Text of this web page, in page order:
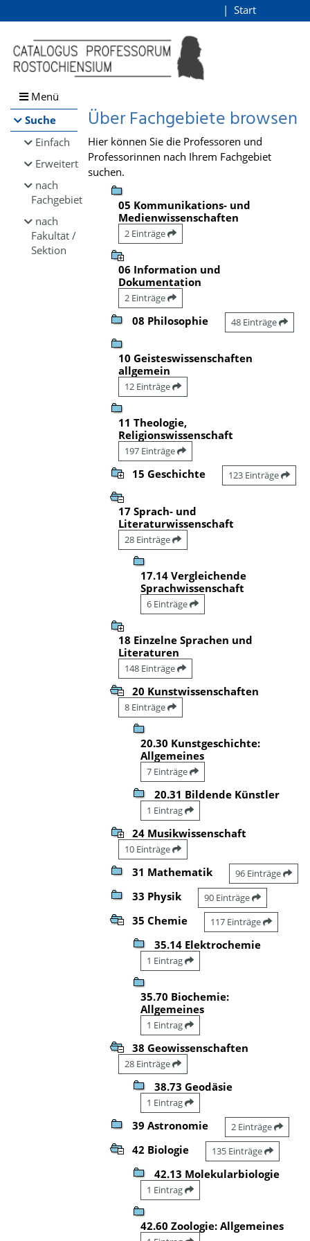
Browsen
direkt zum Inhalt
Start
Menü
Suche
Einfach
Erweitert
nach
Fachgebiet
nach
Fakultät /
Sektion
Über Fachgebiete browsen
Hier können Sie die Professoren und
Professorinnen nach Ihrem Fachgebiet
suchen.
05 Kommunikations- und
Medienwissenschaften
2 Einträge
06 Information und
Dokumentation
2 Einträge
08 Philosophie 48 Einträge
10 Geisteswissenschaften
allgemein
12 Einträge
11 Theologie,
Religionswissenschaft
197 Einträge
15 Geschichte 123 Einträge
17 Sprach- und
Literaturwissenschaft
28 Einträge
17.14 Vergleichende
Sprachwissenschaft
6 Einträge
18 Einzelne Sprachen und
Literaturen
148 Einträge
20 Kunstwissenschaften
8 Einträge
20.30 Kunstgeschichte:
Allgemeines
7 Einträge
20.31 Bildende Künstler
1 Eintrag
24 Musikwissenschaft
10 Einträge
31 Mathematik 96 Einträge
33 Physik 90 Einträge
35 Chemie 117 Einträge
35.14 Elektrochemie
1 Eintrag
35.70 Biochemie:
Allgemeines
1 Eintrag
38 Geowissenschaften
28 Einträge
38.73 Geodäsie
1 Eintrag
39 Astronomie 2 Einträge
42 Biologie 135 Einträge
42.13 Molekularbiologie
1 Eintrag
42.60 Zoologie: Allgemeines